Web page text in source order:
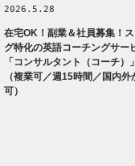
2026.5.28
在宅OK！副業＆社員募集！
グ特化の英語コーチングサー
「コンサルタント（コーチ）
（複業可／週15時間／国内外
可）